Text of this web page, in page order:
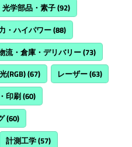
光学部品・素子(92)
・ハイパワー(88)
流・倉庫・デリバリー(73)
(RGB)(67) レーザー(63)
印刷(60)
(60)
計測工学(57)